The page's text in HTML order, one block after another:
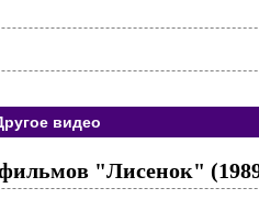
видео
"Лисенок"